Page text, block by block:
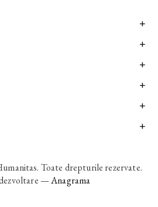
Toate drepturile rezervate.
—Anagrama